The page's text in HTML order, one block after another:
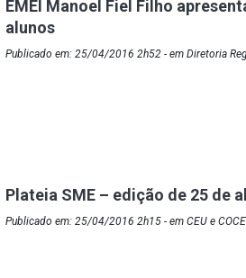
EMEI Manoel Fiel Filho
alunos
Publicado em: 25/04/2016 2h52 - em Diretoria
Plateia SME – edição de 25 de
Publicado em: 25/04/2016 2h15 - em CEU e